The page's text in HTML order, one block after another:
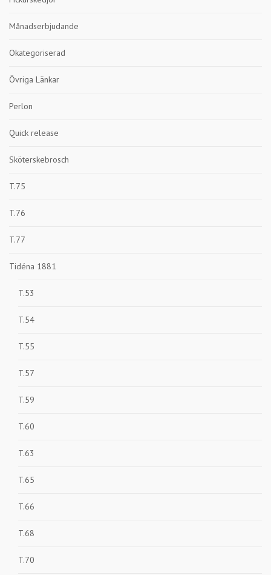
Månadserbjudande
Okategoriserad
Övriga Länkar
Perlon
Quick release
Sköterskebrosch
T.75
T.76
T.77
Tidéna 1881
T.53
T.54
T.55
T.57
T.59
T.60
T.63
T.65
T.66
T.68
T.70